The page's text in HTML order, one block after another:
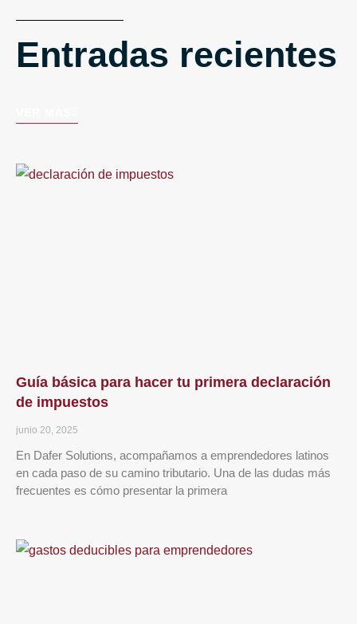
Entradas recientes
Guía básica para hacer tu primera declaración
de impuestos
junio 20, 2025
En Dafer Solutions, acompañamos a emprendedores latinos
en cada paso de su camino tributario. Una de las dudas más
frecuentes es cómo presentar la primera